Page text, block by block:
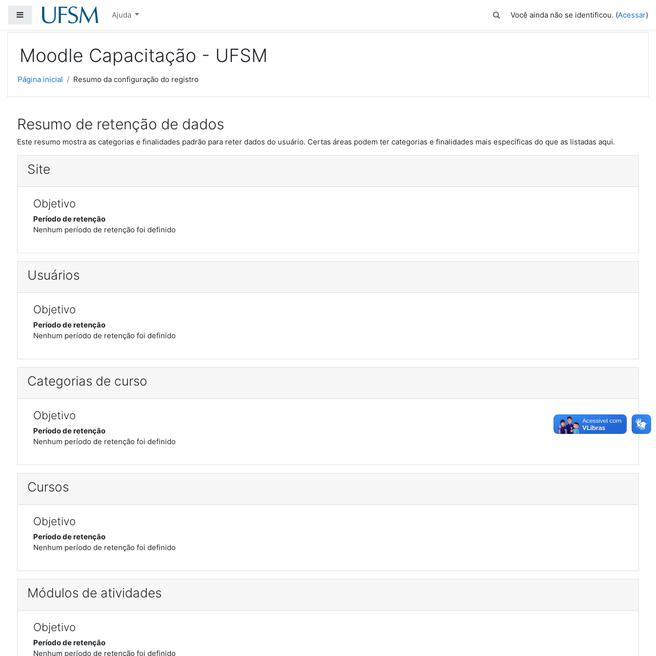
Ir para o conteúdo principal
Painel lateral
Ajuda Alternar entrada de pesquisa
Você ainda não se identificou. (Acessar)
Moodle Capacitação - UFSM
Página inicial Resumo da configuração do registro
Resumo de retenção de dados
Este resumo mostra as categorias e finalidades padrão para reter dados do usuário. Certas áreas podem ter categorias e finalidades mais específicas do que as listadas aqui.
Site
Objetivo
Período de retenção
Nenhum período de retenção foi definido
Usuários
Objetivo
Período de retenção
Nenhum período de retenção foi definido
Categorias de curso
Objetivo
Período de retenção
Nenhum período de retenção foi definido
Cursos
Objetivo
Período de retenção
Nenhum período de retenção foi definido
Módulos de atividades
Objetivo
Período de retenção
Nenhum período de retenção foi definido